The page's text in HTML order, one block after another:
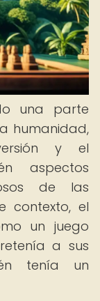
una parte
humanidad,
y el
aspectos
de las
contexto, el
un juego
a sus
tenía un